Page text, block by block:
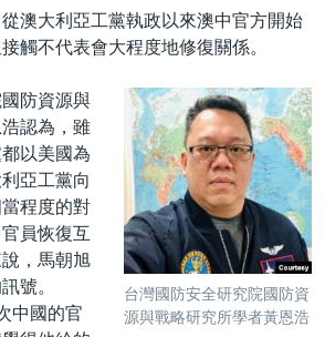
澳大利亞工黨執政以來澳中官方開始
觸不代表會大程度地修復關係。
台灣國防安全研究院國防資
源與戰略研究所學者黃恩浩
防資源與
認為，雖
以美國為
亞工黨向
程度的對
員恢復互
，馬朝旭
號。
中國的官